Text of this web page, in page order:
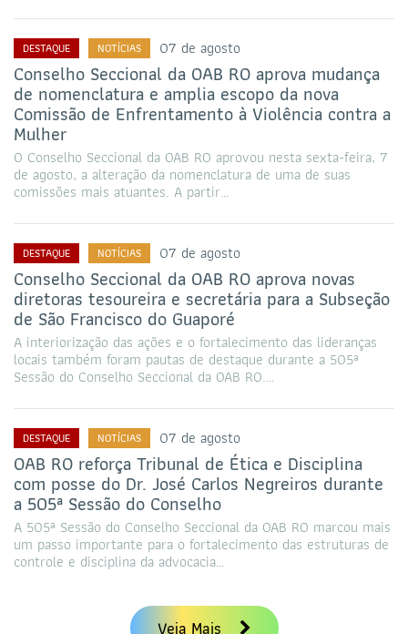
DESTAQUE NOTÍCIAS 07 de agosto
Conselho Seccional da OAB RO aprova mudança
de nomenclatura e amplia escopo da nova
Comissão de Enfrentamento à Violência contra a
Mulher
O Conselho Seccional da OAB RO aprovou nesta sexta-feira, 7
de agosto, a alteração da nomenclatura de uma de suas
comissões mais atuantes. A partir…
DESTAQUE NOTÍCIAS 07 de agosto
Conselho Seccional da OAB RO aprova novas
diretoras tesoureira e secretária para a Subseção
de São Francisco do Guaporé
A interiorização das ações e o fortalecimento das lideranças
locais também foram pautas de destaque durante a 505ª
Sessão do Conselho Seccional da OAB RO.…
DESTAQUE NOTÍCIAS 07 de agosto
OAB RO reforça Tribunal de Ética e Disciplina
com posse do Dr. José Carlos Negreiros durante
a 505ª Sessão do Conselho
A 505ª Sessão do Conselho Seccional da OAB RO marcou mais
um passo importante para o fortalecimento das estruturas de
controle e disciplina da advocacia…
Veja Mais